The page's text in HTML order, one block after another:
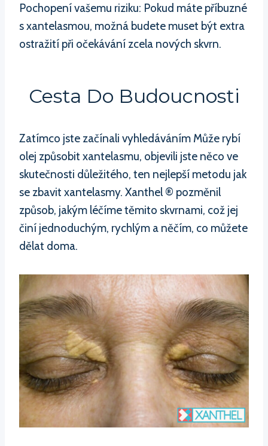
Pochopení vašemu riziku: Pokud máte příbuzné
s xantelasmou, možná budete muset být extra
ostražití při očekávání zcela nových skvrn.
Cesta Do Budoucnosti
Zatímco jste začínali vyhledáváním Může rybí
olej způsobit xantelasmu, objevili jste něco ve
skutečnosti důležitého, ten nejlepší metodu jak
se zbavit xantelasmy. Xanthel ® pozměnil
způsob, jakým léčíme těmito skvrnami, což jej
činí jednoduchým, rychlým a něčím, co můžete
dělat doma.